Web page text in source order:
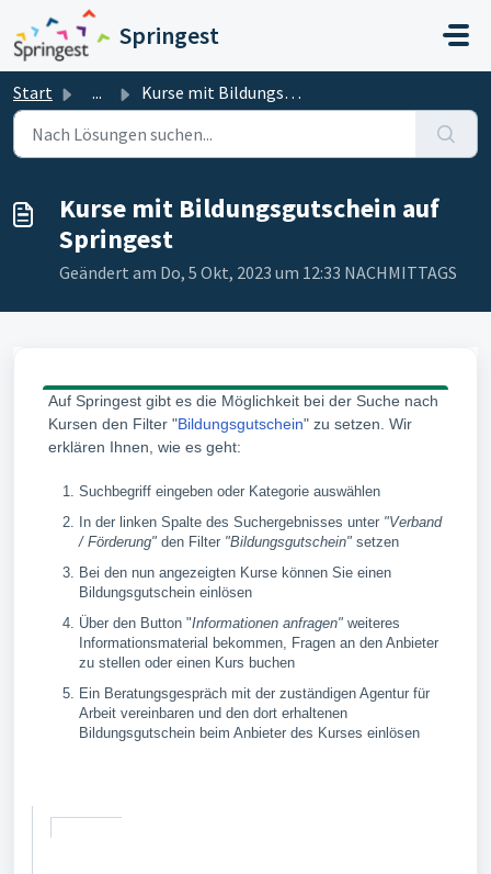
Zum hauptsächlichen Inhalt gehen
Springest
Start ... Kurse mit Bildungsgutschein auf Springest
Kurse mit Bildungsgutschein auf
Springest
Geändert am Do, 5 Okt, 2023 um 12:33 NACHMITTAGS
Auf Springest gibt es die Möglichkeit bei der Suche nach
Kursen den Filter "Bildungsgutschein" zu setzen. Wir
erklären Ihnen, wie es geht:
Suchbegriff eingeben oder Kategorie auswählen
In der linken Spalte des Suchergebnisses unter "Verband
/ Förderung" den Filter "Bildungsgutschein" setzen
Bei den nun angezeigten Kurse können Sie einen
Bildungsgutschein einlösen
Über den Button "Informationen anfragen" weiteres
Informationsmaterial bekommen, Fragen an den Anbieter
zu stellen oder einen Kurs buchen
Ein Beratungsgespräch mit der zuständigen Agentur für
Arbeit vereinbaren und den dort erhaltenen
Bildungsgutschein beim Anbieter des Kurses einlösen